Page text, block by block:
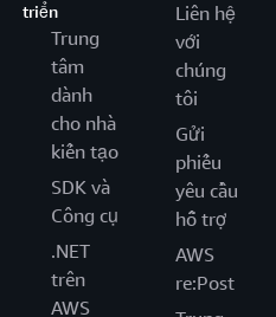
triển
Trung
tâm
dành
cho nhà
kiến tạo
SDK và
Công cụ
.NET
trên
AWS
Liên hệ
với
chúng
tôi
Gửi
phiếu
yêu cầu
hỗ trợ
AWS
re:Post